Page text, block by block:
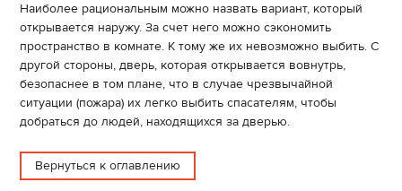
Наиболее рациональным можно назвать вариант, который
открывается наружу. За счет него можно сэкономить
пространство в комнате. К тому же их невозможно выбить. С
другой стороны, дверь, которая открывается вовнутрь,
безопаснее в том плане, что в случае чрезвычайной
ситуации (пожара) их легко выбить спасателям, чтобы
добраться до людей, находящихся за дверью.
Вернуться к оглавлению